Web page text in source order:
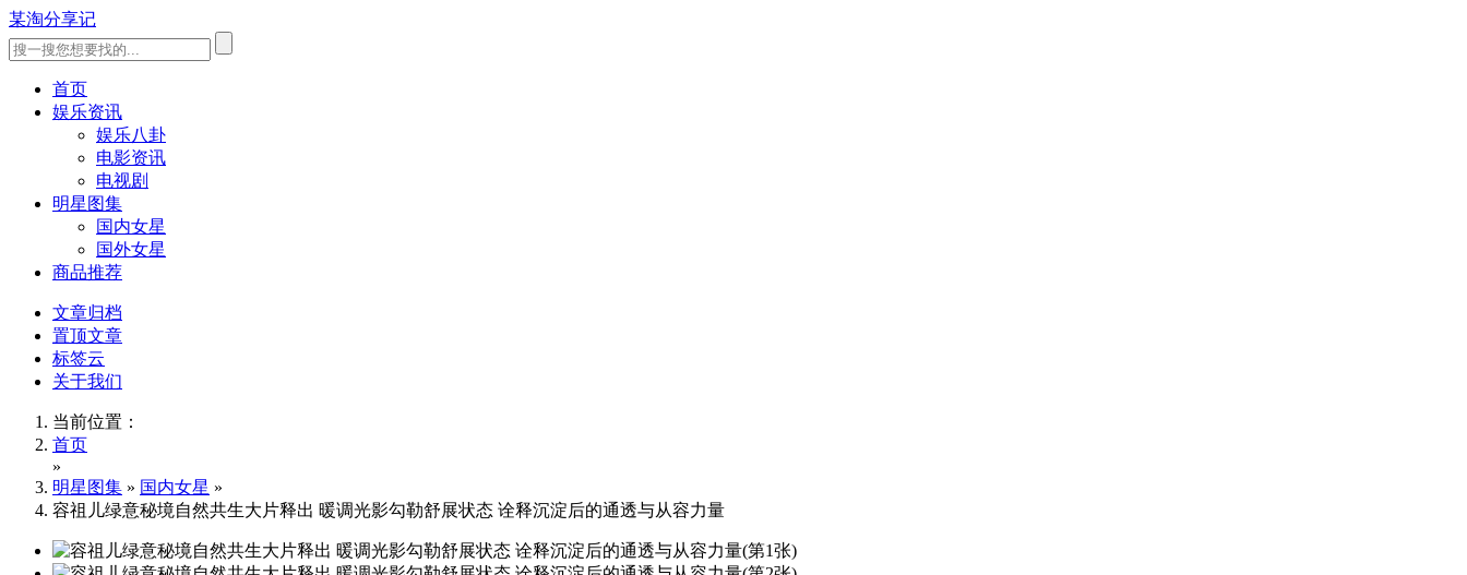
某淘分享记
首页
娱乐资讯
娱乐八卦
电影资讯
电视剧
明星图集
国内女星
国外女星
商品推荐
文章归档
置顶文章
标签云
关于我们
当前位置：
首页
»
明星图集 » 国内女星 »
容祖儿绿意秘境自然共生大片释出 暖调光影勾勒舒展状态 诠释沉淀后的通透与从容力量